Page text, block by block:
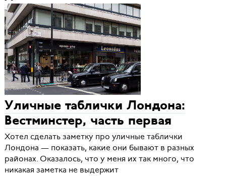
Уличные таблички Лондона:
Вестминстер, часть первая
Хотел сделать заметку про уличные таблички
Лондона — показать, какие они бывают в разных
районах. Оказалось, что у меня их так много, что
никакая заметка не выдержит